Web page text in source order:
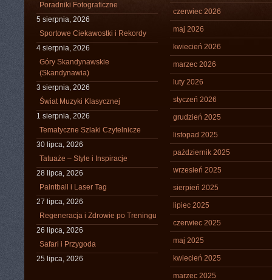
Poradniki Fotograficzne
5 sierpnia, 2026
Sportowe Ciekawostki i Rekordy
4 sierpnia, 2026
Góry Skandynawskie
(Skandynawia)
3 sierpnia, 2026
Świat Muzyki Klasycznej
1 sierpnia, 2026
Tematyczne Szlaki Czytelnicze
30 lipca, 2026
Tatuaże – Style i Inspiracje
28 lipca, 2026
Paintball i Laser Tag
27 lipca, 2026
Regeneracja i Zdrowie po Treningu
26 lipca, 2026
Safari i Przygoda
25 lipca, 2026
czerwiec 2026
maj 2026
kwiecień 2026
marzec 2026
luty 2026
styczeń 2026
grudzień 2025
listopad 2025
październik 2025
wrzesień 2025
sierpień 2025
lipiec 2025
czerwiec 2025
maj 2025
kwiecień 2025
marzec 2025